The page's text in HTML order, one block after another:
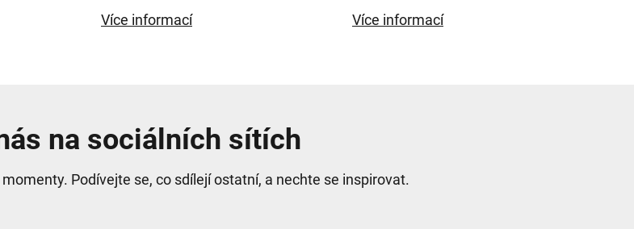
Více informací Více informací
na sociálních sítích
Podívejte se, co sdílejí ostatní, a nechte se inspirovat.